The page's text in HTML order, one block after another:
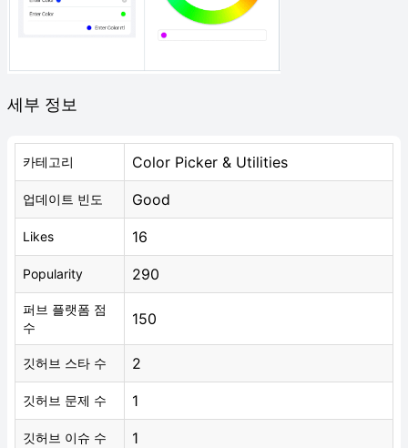
세부 정보
카테고리 Color Picker & Utilities
업데이트 빈도 Good
Likes 16
Popularity 290
퍼브 플랫폼 점
수
150
깃허브 스타 수 2
깃허브 문제 수 1
깃허브 이슈 수 1